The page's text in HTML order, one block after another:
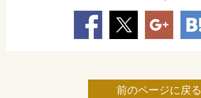
前のページに戻る